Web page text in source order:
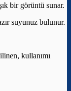
bir görüntü sunar.
suyunuz bulunur.
kullanımı